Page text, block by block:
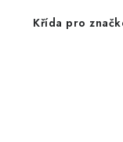
Křída pro